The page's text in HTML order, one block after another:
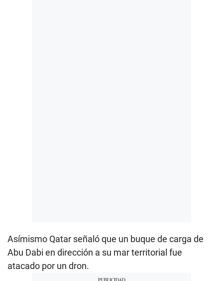
Asímismo Qatar señaló que un buque de carga de
Abu Dabi en dirección a su mar territorial fue
atacado por un dron.